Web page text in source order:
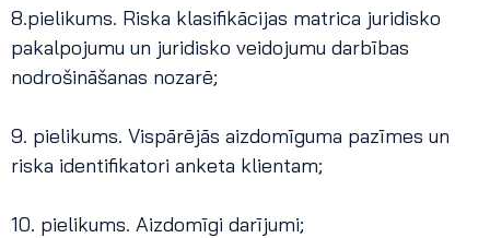
8.pielikums. Riska klasifikācijas matrica juridisko
pakalpojumu un juridisko veidojumu darbības
nodrošināšanas nozarē;
9. pielikums. Vispārējās aizdomīguma pazīmes un
riska identifikatori anketa klientam;
10. pielikums. Aizdomīgi darījumi;